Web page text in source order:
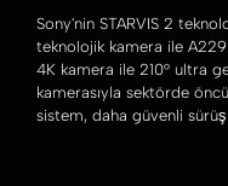
Sony'nin STARVIS 2
teknolojik kamera ile
4K kamera ile 210° ultra
kamerasıyla sektörde
sistem, daha güvenli